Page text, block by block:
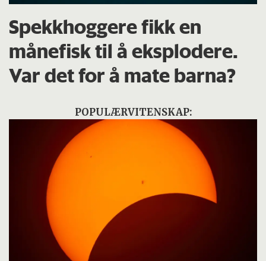
Spekkhoggere fikk en
månefisk til å eksplodere.
Var det for å mate barna?
POPULÆRVITENSKAP: